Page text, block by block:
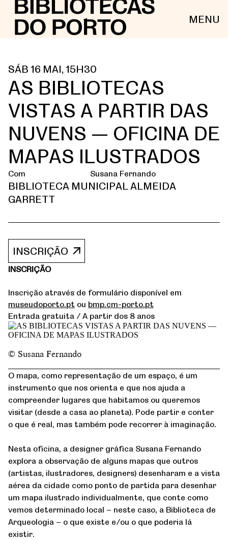
MENU
SÁB 16 MAI, 15H30
AS BIBLIOTECAS
VISTAS A PARTIR DAS
NUVENS — OFICINA DE
MAPAS ILUSTRADOS
Com Susana Fernando
BIBLIOTECA MUNICIPAL ALMEIDA
GARRETT
INSCRIÇÃO
INSCRIÇÃO
Inscrição através de formulário disponível em
museudoporto.pt ou bmp.cm-porto.pt
Entrada gratuita / A partir dos 8 anos
© Susana Fernando
O mapa, como representação de um espaço, é um
instrumento que nos orienta e que nos ajuda a
compreender lugares que habitamos ou queremos
visitar (desde a casa ao planeta). Pode partir e conter
o que é real, mas também pode recorrer à imaginação.
Nesta oficina, a designer gráfica Susana Fernando
explora a observação de alguns mapas que outros
(artistas, ilustradores, designers) desenharam e a vista
aérea da cidade como ponto de partida para desenhar
um mapa ilustrado individualmente, que conte como
vemos determinado local – neste caso, a Biblioteca de
Arqueologia – o que existe e/ou o que poderia lá
existir.